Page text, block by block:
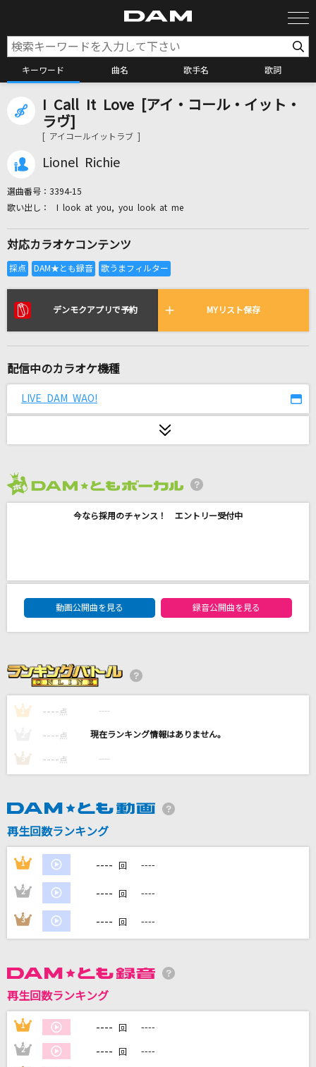
キーワード 曲名 歌手名 歌詞
カラオケ検索
カラオケリクエスト
リアルタイムで歌われている曲の一覧
峠の鬼
大器晩成
アンジュルム
Vaundy
メリーゴーランド
愛してる 愛してた
DREAMS COME TRUE
Beat Generation
[生音]歌うたいのバラッド
DAMの新曲・ランキングなど
カラオケをもっと楽しもう！
I Call It Love [アイ・コール・イット・
ラヴ]
[ アイコールイットラブ ]
Lionel Richie
選曲番号： 3394-15
I look at you, you look at me
対応カラオケコンテンツ
デンモクアプリで予約 MYリスト保存
配信中のカラオケ機種
LIVE DAM WAO!
今なら採用のチャンス！ エントリー受付中
DAM★ともボーカルエントリーランキング
動画公開曲を見る
録音公開曲を見る
1 ---- 点 ----
---- 点 ----
3 ---- 点 ----
再生回数ランキング
1 ---- 回 ----
2 ---- 回 ----
3 ---- 回 ----
再生回数ランキング
1 ---- 回 ----
2 ---- 回 ----